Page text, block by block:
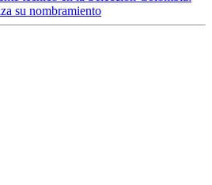
su nombramiento